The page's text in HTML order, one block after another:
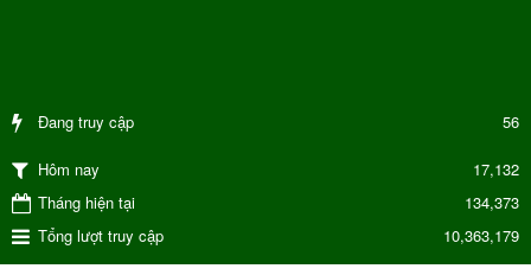
Đang truy cập 56
Hôm nay
17,132
Tháng hiện tại
134,373
Tổng lượt truy cập
10,363,179